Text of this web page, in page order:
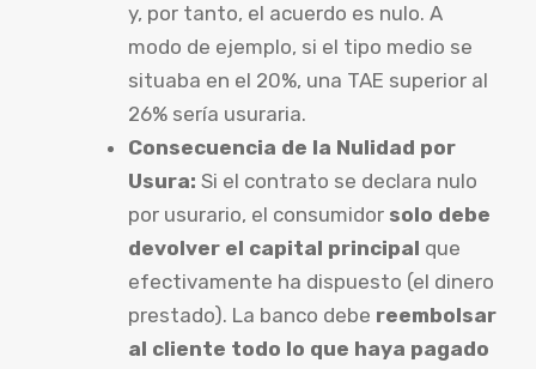
y, por tanto, el acuerdo es nulo. A
modo de ejemplo, si el tipo medio se
situaba en el 20%, una TAE superior al
26% sería usuraria.
Consecuencia de la Nulidad por
Usura: Si el contrato se declara nulo
por usurario, el consumidor solo debe
devolver el capital principal que
efectivamente ha dispuesto (el dinero
prestado). La banco debe reembolsar
al cliente todo lo que haya pagado